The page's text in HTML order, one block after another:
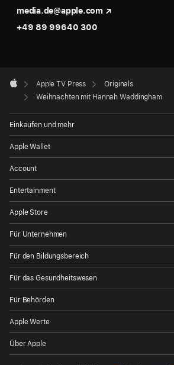
media.de@apple.com
+49 89 99640 300
Footer

Apple
Apple TV Press
Originals
Weihnachten mit Hannah Waddingham
Einkaufen und mehr
Apple Wallet
Account
Entertainment
Apple Store
Für Unternehmen
Für den Bildungsbereich
Für das Gesundheitswesen
Für Behörden
Apple Werte
Über Apple